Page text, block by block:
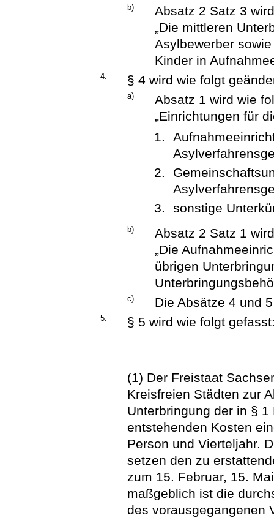
b)
Absatz 2 Satz 3
„Die mittleren
Asylbewerber
Kinder in
4. § 4 wird wie folgt
a)
Absatz 1 wird wie
„Einrichtungen für
sonstige
b)
Absatz 2 Satz 1
„Die
übrigen
c) Die Absätze 4 und
5. § 5 wird wie folgt
(1) Der Freistaat
Kreisfreien Städten zur
Unterbringung der in §
entstehenden Kosten
Person und Vierteljahr.
setzen den zu
zum 15. Februar, 15.
maßgeblich ist die
des vorausgegangenen